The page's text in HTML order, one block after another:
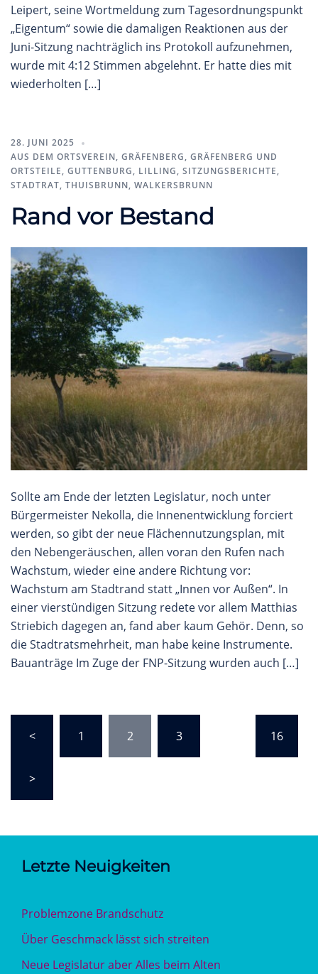
Leipert, seine Wortmeldung zum Tagesordnungspunkt
„Eigentum“ sowie die damaligen Reaktionen aus der
Juni-Sitzung nachträglich ins Protokoll aufzunehmen,
wurde mit 4:12 Stimmen abgelehnt. Er hatte dies mit
wiederholten […]
28. JUNI 2025
AUS DEM ORTSVEREIN, GRÄFENBERG, GRÄFENBERG UND
ORTSTEILE, GUTTENBURG, LILLING, SITZUNGSBERICHTE,
STADTRAT, THUISBRUNN, WALKERSBRUNN
Rand vor Bestand
Sollte am Ende der letzten Legislatur, noch unter
Bürgermeister Nekolla, die Innenentwicklung forciert
werden, so gibt der neue Flächennutzungsplan, mit
den Nebengeräuschen, allen voran den Rufen nach
Wachstum, wieder eine andere Richtung vor:
Wachstum am Stadtrand statt „Innen vor Außen“. In
einer vierstündigen Sitzung redete vor allem Matthias
Striebich dagegen an, fand aber kaum Gehör. Denn, so
die Stadtratsmehrheit, man habe keine Instrumente.
Bauanträge Im Zuge der FNP-Sitzung wurden auch […]
der
Beiträge
< 1 2 3 16
>
Letzte Neuigkeiten
Problemzone Brandschutz
Über Geschmack lässt sich streiten
Neue Legislatur aber Alles beim Alten